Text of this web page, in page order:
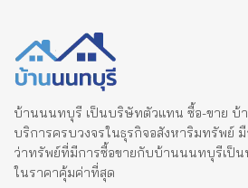
บ้านนนทบุรี เป็นบริษัทตัวแทน ซื้อ-ขาย บ้
บริการครบวงจรในธุรกิจอสังหาริมทรัพย์
ว่าทรัพย์ที่มีการซื้อขายกับบ้านนนทบุรีเป็
ในราคาคุ้มค่าที่สุด